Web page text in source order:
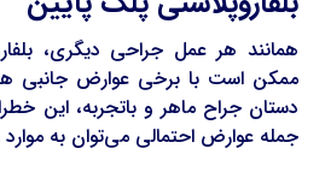
همانند هر عمل جراحی دیگری،
ممکن است با برخی عوارض جانبی
دستان جراح ماهر و باتجربه، این
جمله عوارض احتمالی می‌توان به موارد